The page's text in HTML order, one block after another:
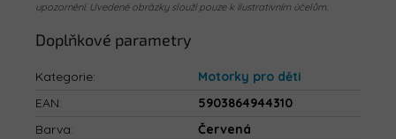
upozornění. Uvedené obrázky slouží pouze k ilustrativním účelům.
Doplňkové parametry
Kategorie:
Motorky pro děti
EAN:
5903864944310
Barva:
Červená